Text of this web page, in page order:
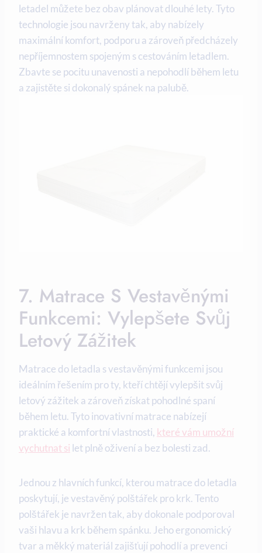
letadel můžete bez obav plánovat dlouhé lety. Tyto
technologie jsou navrženy tak, aby nabízely
maximální komfort, podporu a zároveň předcházely
nepříjemnostem spojeným s cestováním letadlem.
Zbavte se pocitu unavenosti a nepohodlí během letu
a zajistěte si dokonalý spánek na palubě.
7. Matrace S Vestavěnými
Funkcemi: Vylepšete Svůj
Letový Zážitek
Matrace do letadla s vestavěnými funkcemi jsou
ideálním řešením pro ty, kteří chtějí vylepšit svůj
letový zážitek a zároveň získat pohodlné spaní
během letu. Tyto inovativní matrace nabízejí
praktické a komfortní vlastnosti, které vám umožní
vychutnat si let plně oživení a bez bolesti zad.
Jednou z hlavních funkcí, kterou matrace do letadla
poskytují, je vestavěný polštářek pro krk. Tento
polštářek je navržen tak, aby dokonale podporoval
vaši hlavu a krk během spánku. Jeho ergonomický
tvar a měkký materiál zajišťují pohodlí a prevenci